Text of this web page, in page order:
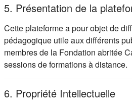
5. Présentation de la
Cette plateforme a pour objet de
pédagogique utile aux différents
membres de la Fondation abritée
sessions de formations à distance.
6. Propriété Intellectuelle